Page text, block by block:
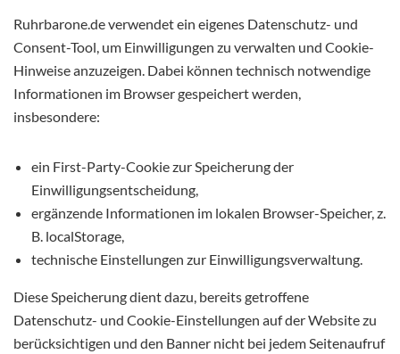
Ruhrbarone.de verwendet ein eigenes Datenschutz- und
Consent-Tool, um Einwilligungen zu verwalten und Cookie-
Hinweise anzuzeigen. Dabei können technisch notwendige
Informationen im Browser gespeichert werden,
insbesondere:
ein First-Party-Cookie zur Speicherung der
Einwilligungsentscheidung,
ergänzende Informationen im lokalen Browser-Speicher, z.
B. localStorage,
technische Einstellungen zur Einwilligungsverwaltung.
Diese Speicherung dient dazu, bereits getroffene
Datenschutz- und Cookie-Einstellungen auf der Website zu
berücksichtigen und den Banner nicht bei jedem Seitenaufruf